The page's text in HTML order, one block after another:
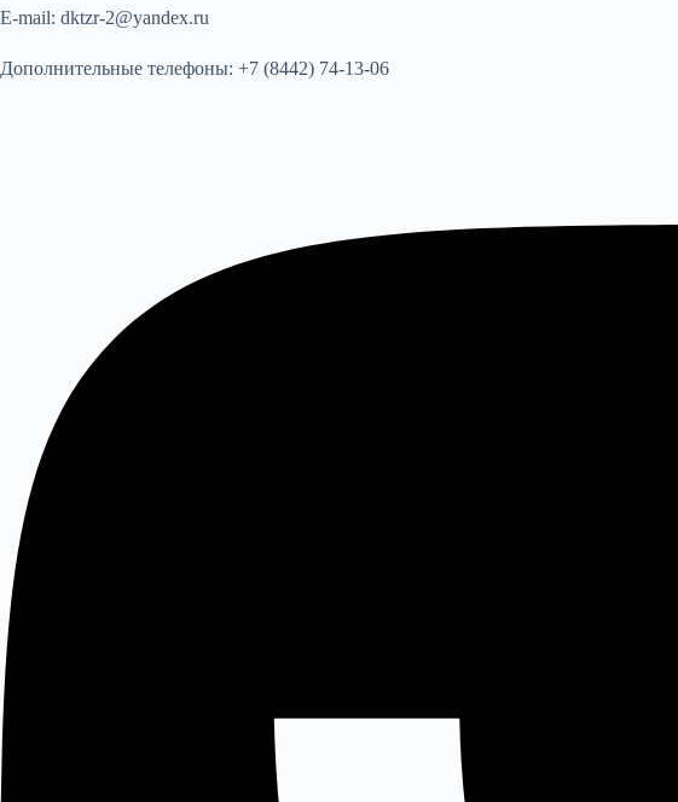
E-mail: dktzr-2@yandex.ru
Дополнительные телефоны: +7 (8442) 74-13-06